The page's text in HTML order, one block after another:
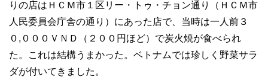
りの店はＨＣＭ市１区リー・トゥ・チョン通り（ＨＣＭ市
人民委員会庁舎の通り）にあった店で、当時は一人前３
０,０００ＶＮＤ（２００円ほど）で炭火焼が食べられ
た。これは結構うまかった。ベトナムでは珍しく野菜サラ
ダが付いてきました。